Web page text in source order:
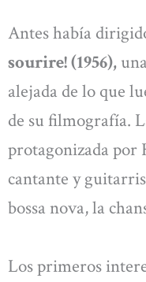
Antes había
sourire! (1956),
alejada de lo que
de su filmografía.
protagonizada por
cantante y
bossa nova, la
Los primeros